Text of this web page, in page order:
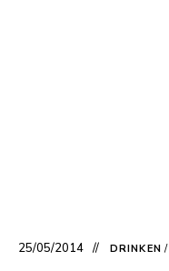
25/05/2014 DRINKEN /